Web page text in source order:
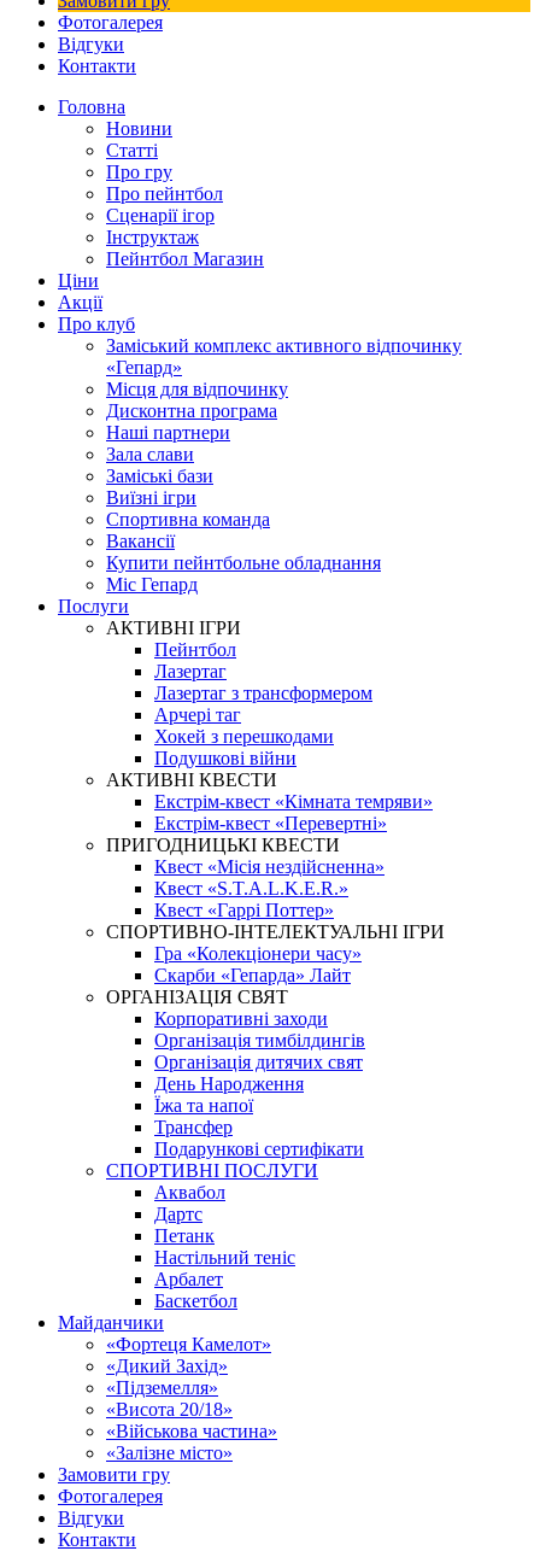
Фотогалерея
Відгуки
Контакти
Головна
Новини
Статті
Про гру
Про пейнтбол
Сценарії ігор
Інструктаж
Пейнтбол Магазин
Ціни
Акції
Про клуб
Заміський комплекс активного відпочинку
«Гепард»
Місця для відпочинку
Дисконтна програма
Наші партнери
Зала слави
Заміські бази
Виїзні ігри
Спортивна команда
Вакансії
Купити пейнтбольне обладнання
Міс Гепард
Послуги
АКТИВНІ ІГРИ
Пейнтбол
Лазертаг
Лазертаг з трансформером
Арчері таг
Хокей з перешкодами
Подушкові війни
АКТИВНІ КВЕСТИ
Екстрім-квест «Кімната темряви»
Екстрім-квест «Перевертні»
ПРИГОДНИЦЬКІ КВЕСТИ
Квест «Місія нездійсненна»
Квест «S.T.A.L.K.E.R.»
Квест «Гаррі Поттер»
СПОРТИВНО-ІНТЕЛЕКТУАЛЬНІ ІГРИ
Гра «Колекціонери часу»
Скарби «Гепарда» Лайт
ОРГАНІЗАЦІЯ СВЯТ
Корпоративні заходи
Організація тимбілдингів
Організація дитячих свят
День Народження
Їжа та напої
Трансфер
Подарункові сертифікати
СПОРТИВНІ ПОСЛУГИ
Аквабол
Дартс
Петанк
Настільний теніс
Арбалет
Баскетбол
Майданчики
«Фортеця Камелот»
«Дикий Захід»
«Підземелля»
«Висота 20/18»
«Військова частина»
«Залізне місто»
Замовити гру
Фотогалерея
Відгуки
Контакти